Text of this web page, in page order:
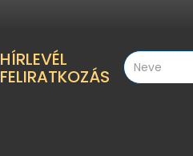
HÍRLEVÉL
FELIRATKOZÁS